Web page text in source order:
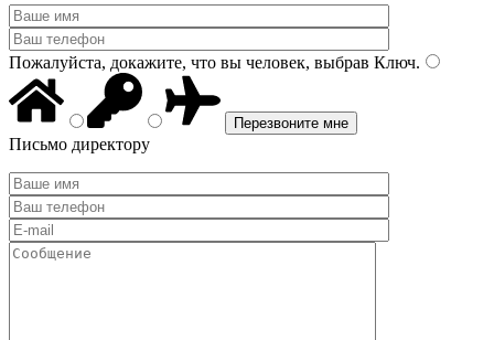
Пожалуйста, докажите, что вы человек, выбрав Ключ.
Письмо директору